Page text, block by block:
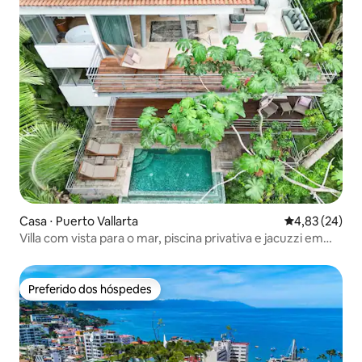
Casa ⋅ Puerto Vallarta 4,83 de uma
4,83 (24)
Villa com vista para o mar, piscina privativa e jacuzzi em
Preferido dos hóspedes
Preferido dos hóspedes